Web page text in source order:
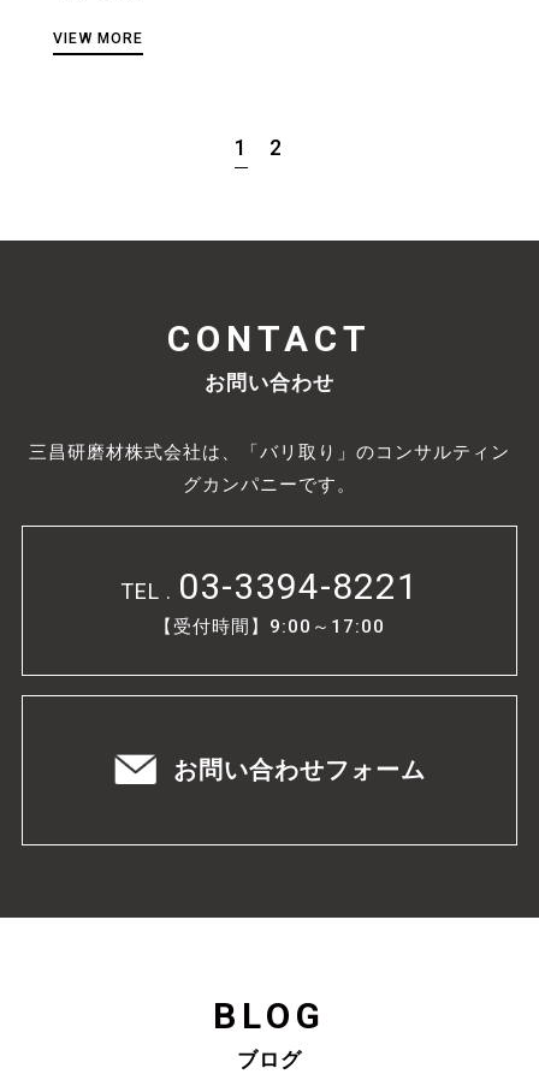
VIEW MORE
1 2
CONTACT
お問い合わせ
三昌研磨材株式会社は、「バリ取り」のコンサルティン
グカンパニーです。
TEL . 03-3394-8221
【受付時間】9:00～17:00
お問い合わせフォーム
BLOG
ブログ